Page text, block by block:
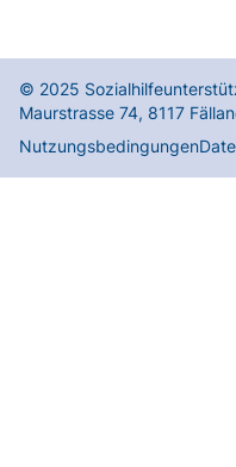
© 2025
Maurstrasse 74, 8117
Nutzungsbedingungen